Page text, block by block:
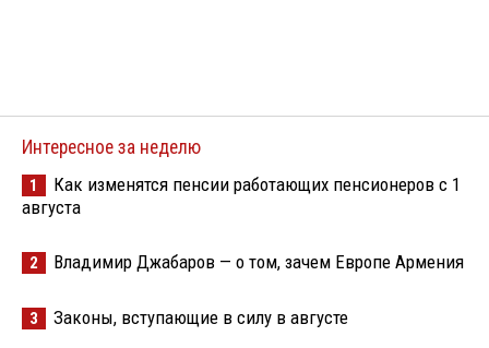
Интересное за неделю
1
Как изменятся пенсии работающих пенсионеров с 1
августа
2 Владимир Джабаров — о том, зачем Европе Армения
3 Законы, вступающие в силу в августе